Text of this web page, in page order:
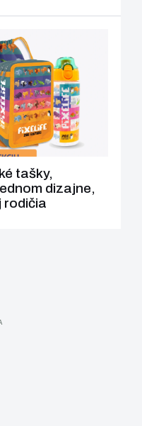
tašky,
dizajne,
rodičia